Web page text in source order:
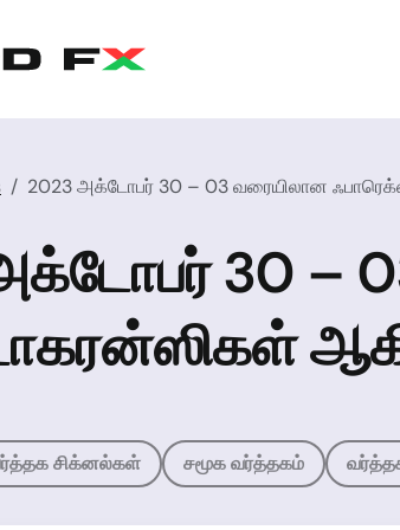
2023 அக்டோபர் 30 – 03 வரையிலான
30 –
சிக்னல்கள் சமூக வர்த்தகம்